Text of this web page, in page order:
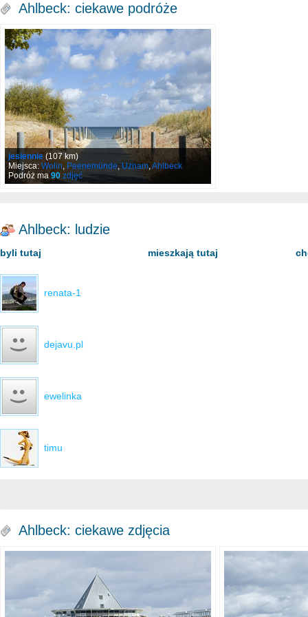
Ahlbeck: ciekawe podróże
jesiennie(107 km)
Miejsca:Wolin, Peenemünde, Uznam,Ahlbeck
Podróż ma 90 zdjęć
Ahlbeck: ludzie
byli tutaj
renata-1
dejavu.pl
ewelinka
timu
mieszkają tutaj
Ahlbeck: ciekawe zdjęcia